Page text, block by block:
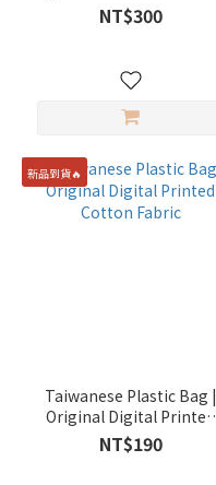
NT$300
新品到貨🔥
Taiwanese Plastic Bag |
Original Digital Printed
Cotton Fabric
NT$190